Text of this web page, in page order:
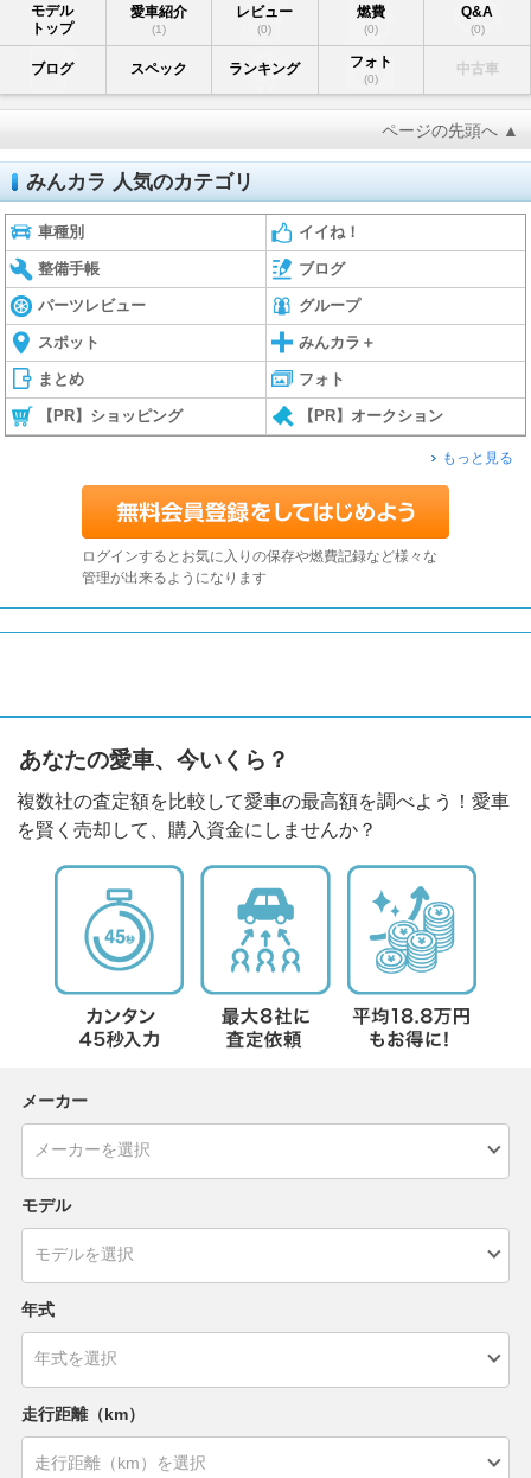
モデル
トップ
愛車紹介
(1)
レビュー
(0)
燃費
(0)
Q&A
(0)
ブログ スペック ランキング フォト
(0)
中古車
ページの先頭へ ▲
みんカラ 人気のカテゴリ
車種別 イイね！
整備手帳 ブログ
パーツレビュー グループ
スポット みんカラ＋
まとめ フォト
【PR】ショッピング 【PR】オークション
もっと見る
ログインするとお気に入りの保存や燃費記録など様々な
管理が出来るようになります
あなたの愛車、今いくら？
複数社の査定額を比較して愛車の最高額を調べよう！愛車
を賢く売却して、購入資金にしませんか？
メーカー
モデル
年式
走行距離（km）